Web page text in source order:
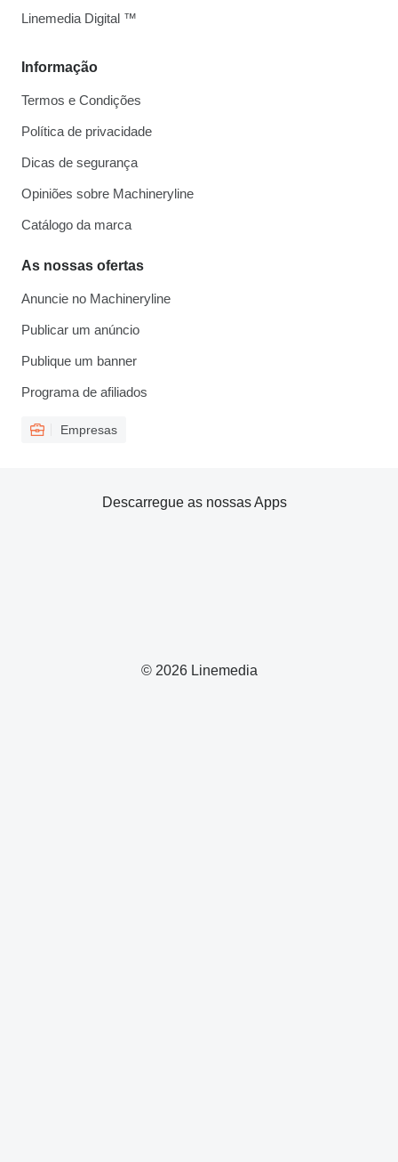
Informação
Termos e Condições
Política de privacidade
Dicas de segurança
Opiniões sobre Machineryline
Catálogo da marca
As nossas ofertas
Anuncie no Machineryline
Publicar um anúncio
Publique um banner
Programa de afiliados
Empresas
Linemedia Digital ™
© 2026 Linemedia
Descarregue as nossas Apps